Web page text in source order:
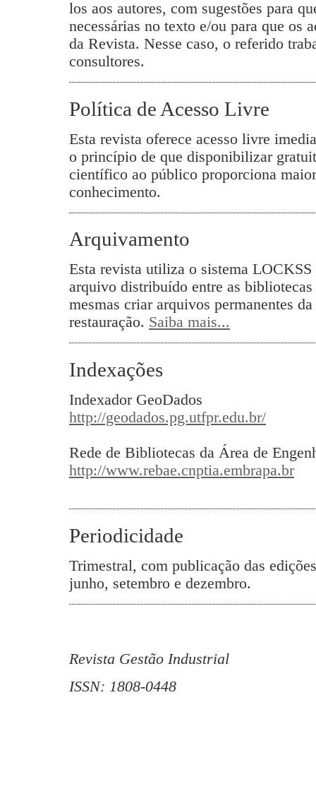
los aos autores, com sugestões para
necessárias no texto e/ou para que os
da Revista. Nesse caso, o referido
consultores.
Política de Acesso Livre
Esta revista oferece acesso livre
o princípio de que disponibilizar
científico ao público proporciona
conhecimento.
Arquivamento
Esta revista utiliza o sistema
arquivo distribuído entre as
mesmas criar arquivos permanentes
restauração. Saiba mais...
Indexações
Indexador GeoDados
http://geodados.pg.utfpr.edu.br/
Rede de Bibliotecas da Área de
http://www.rebae.cnptia.embrapa.br
Periodicidade
Trimestral, com publicação das
junho, setembro e dezembro.
Revista Gestão Industrial
ISSN: 1808-0448